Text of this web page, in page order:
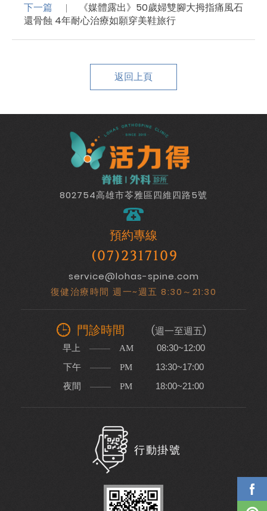
下一篇
《媒體露出》50歲婦雙腳大拇指痛風石
還骨蝕 4年耐心治療如願穿美鞋旅行
返回上頁
802754高雄市苓雅區四維四路5號
預約專線
(07)2317109
service@lohas-spine.com
復健治療時間 週一~週五 8:30～21:30
門診時間 (週一至週五)
早上 AM 08:30~12:00
下午 PM 13:30~17:00
夜間 PM 18:00~21:00
行動掛號